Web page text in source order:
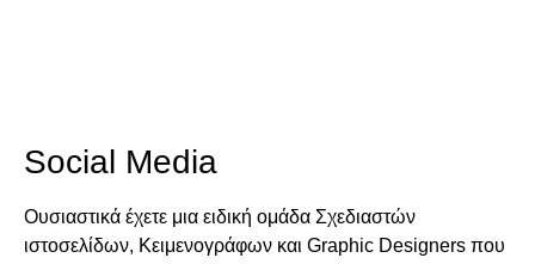
Social Media
Ουσιαστικά έχετε μια ειδική ομάδα Σχεδιαστών
ιστοσελίδων, Κειμενογράφων και Graphic Designers που